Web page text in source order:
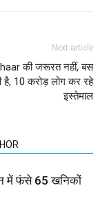
Next article
की जरूरत नहीं, बस
है, 10 करोड़ लोग कर रहे
इस्तेमाल
में फंसे 65 खनिकों